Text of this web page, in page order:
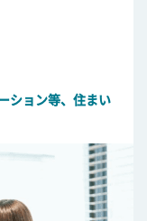
ション等、住まい